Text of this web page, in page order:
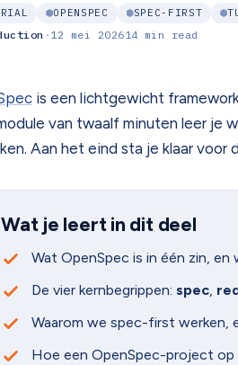
OPENSPEC SPEC-FIRST
· 12 mei 202614 min read
is een lichtgewicht
van twaalf minuten leer je
Aan het eind sta je klaar voor
Wat je leert in dit deel
Wat OpenSpec is in één zin,
De vier kernbegrippen: spec,
Waarom we spec-first werken,
Hoe een OpenSpec-project